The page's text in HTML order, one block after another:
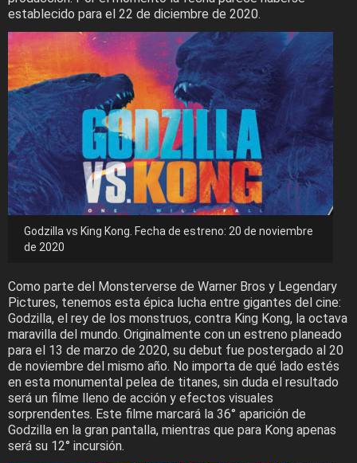
establecido para el 22 de diciembre de 2020.
Godzilla vs King Kong. Fecha de estreno: 20 de noviembre
de 2020
Como parte del Monsterverse de Warner Bros y Legendary
Pictures, tenemos esta épica lucha entre gigantes del cine:
Godzilla, el rey de los monstruos, contra King Kong, la octava
maravilla del mundo. Originalmente con un estreno planeado
para el 13 de marzo de 2020, su debut fue postergado al 20
de noviembre del mismo año. No importa de qué lado estés
en esta monumental pelea de titanes, sin duda el resultado
será un filme lleno de acción y efectos visuales
sorprendentes. Este filme marcará la 36° aparición de
Godzilla en la gran pantalla, mientras que para Kong apenas
será su 12° incursión.